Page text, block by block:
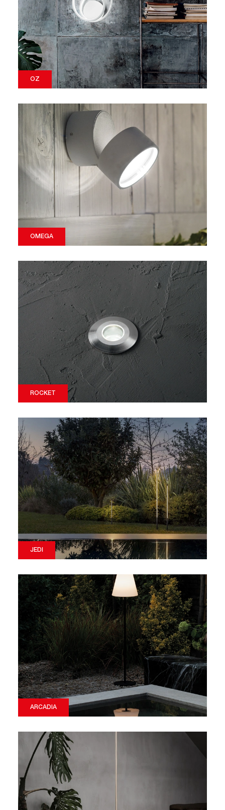
OZ
OMEGA
ROCKET
JEDI
ARCADIA